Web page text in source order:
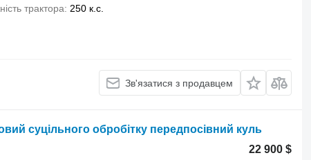
трактора
250 к.с.
Зв'язатися з продавцем
суцільного обробітку передпосівний куль
22 900 $